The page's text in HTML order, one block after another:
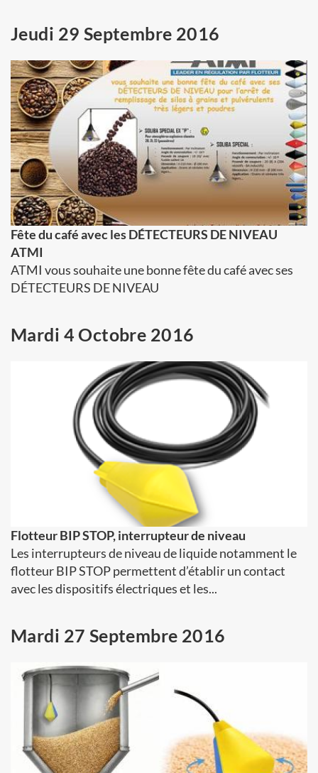
Jeudi 29 Septembre 2016
Fête du café avec les DÉTECTEURS DE NIVEAU
ATMI
ATMI vous souhaite une bonne fête du café avec ses
DÉTECTEURS DE NIVEAU
Mardi 4 Octobre 2016
Flotteur BIP STOP, interrupteur de niveau
Les interrupteurs de niveau de liquide notamment le
flotteur BIP STOP permettent d’établir un contact
avec les dispositifs électriques et les...
Mardi 27 Septembre 2016